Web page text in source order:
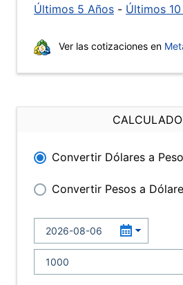
Últimos 5 Años - Últimos
Ver las cotizaciones en
Convertir Dólares a
Convertir Pesos a